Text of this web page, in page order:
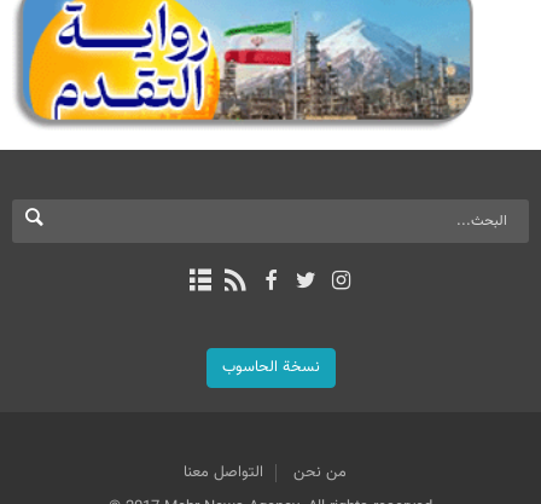
نسخة الحاسوب
من نحن
التواصل معنا